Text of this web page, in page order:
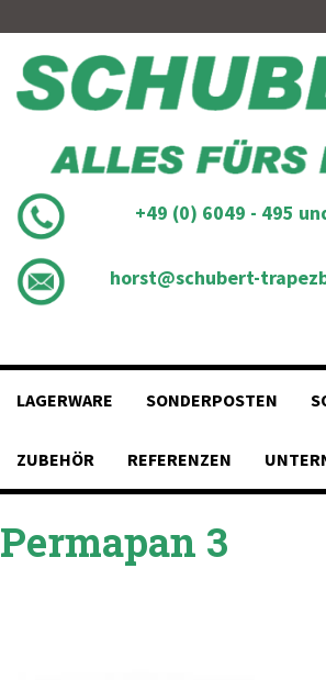
content
+49 (0) 6049 - 495
horst@schubert-
LAGERWARE SONDERPOSTEN
ZUBEHÖR REFERENZEN
Permapan 3